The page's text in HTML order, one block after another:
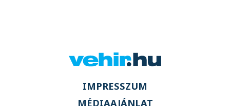
IMPRESSZUM
MÉDIAAJÁNLAT